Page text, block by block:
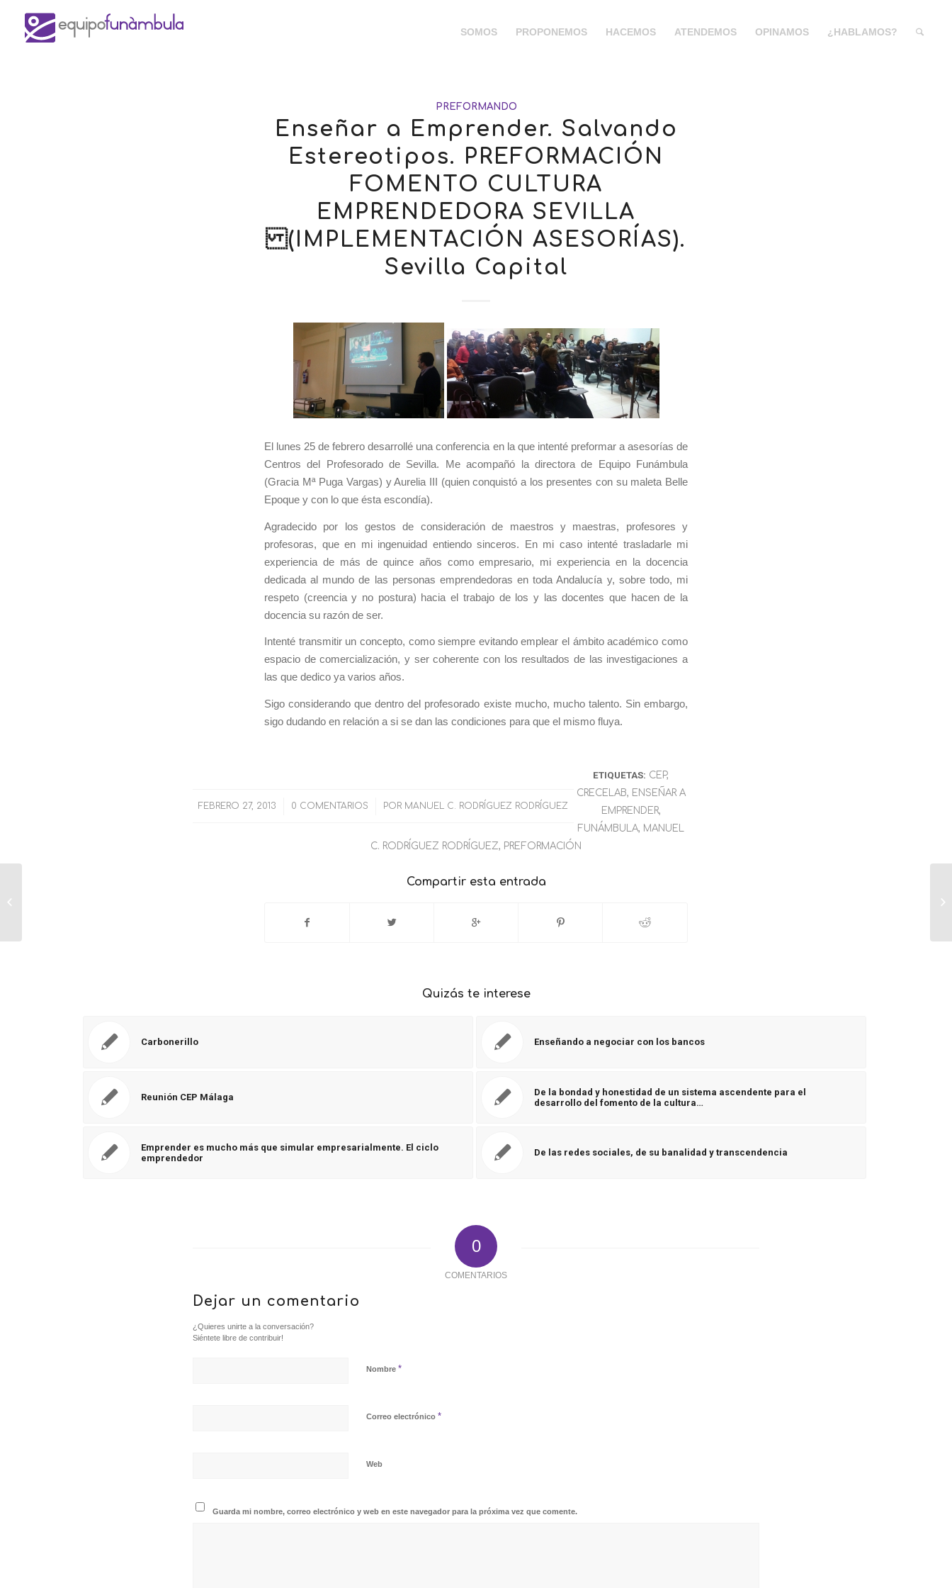
SOMOS PROPONEMOS HACEMOS ATENDEMOS OPINAMOS ¿HABLAMOS?
PREFORMANDO
Enseñar a Emprender. Salvando
Estereotipos. PREFORMACIÓN
FOMENTO CULTURA
EMPRENDEDORA SEVILLA
(IMPLEMENTACIÓN ASESORÍAS).
Sevilla Capital
El lunes 25 de febrero desarrollé una conferencia en la que intenté preformar a asesorías de
Centros del Profesorado de Sevilla. Me acompañó la directora de Equipo Funámbula
(Gracia Mª Puga Vargas) y Aurelia III (quien conquistó a los presentes con su maleta Belle
Epoque y con lo que ésta escondía).
Agradecido por los gestos de consideración de maestros y maestras, profesores y
profesoras, que en mi ingenuidad entiendo sinceros. En mi caso intenté trasladarle mi
experiencia de más de quince años como empresario, mi experiencia en la docencia
dedicada al mundo de las personas emprendedoras en toda Andalucía y, sobre todo, mi
respeto (creencia y no postura) hacia el trabajo de los y las docentes que hacen de la
docencia su razón de ser.
Intenté transmitir un concepto, como siempre evitando emplear el ámbito académico como
espacio de comercialización, y ser coherente con los resultados de las investigaciones a
las que dedico ya varios años.
Sigo considerando que dentro del profesorado existe mucho, mucho talento. Sin embargo,
sigo dudando en relación a si se dan las condiciones para que el mismo fluya.
FEBRERO 27, 2013
/ 0 COMENTARIOS
/ POR MANUEL C. RODRÍGUEZ RODRÍGUEZ
ETIQUETAS: CEP,
CRECELAB, ENSEÑAR A
EMPRENDER,
FUNÁMBULA, MANUEL
C. RODRÍGUEZ RODRÍGUEZ, PREFORMACIÓN
Compartir esta entrada
Quizás te interese
Carbonerillo Enseñando a negociar con los bancos
Reunión CEP Málaga
De la bondad y honestidad de un sistema ascendente para el
desarrollo del fomento de la cultura…
Emprender es mucho más que simular empresarialmente. El ciclo
emprendedor
De las redes sociales, de su banalidad y transcendencia
0
COMENTARIOS
Dejar un comentario
¿Quieres unirte a la conversación?
Siéntete libre de contribuir!
Nombre *
Correo electrónico *
Web
Guarda mi nombre, correo electrónico y web en este navegador para la próxima vez que comente.